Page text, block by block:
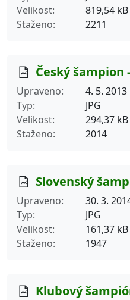
Velikost
819,54 kB
Staženo
2211
Český šampion
Upraveno
4. 5. 2013
Typ
JPG
Velikost
294,37 kB
Staženo
2014
Slovenský
Upraveno
30. 3.
Typ
JPG
Velikost
161,37 kB
Staženo
1947
Klubový